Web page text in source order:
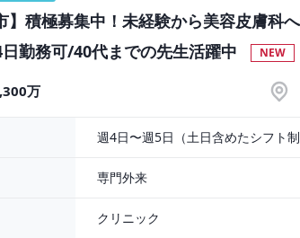
内〜宿泊出張まで選択可
皮膚科治療や施術等
/日
インです）
ルタイム勤務の場合）
】積極募集中！未経験から美容皮膚
勤務可/40代までの先生活躍中
NEW
万
週4日〜週5日（土日含めたシフト制
専門外来
クリニック